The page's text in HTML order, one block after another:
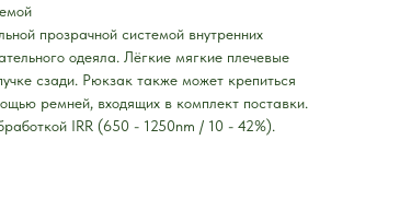
прозрачной системой внутренних
одеяла. Лёгкие мягкие плечевые
сзади. Рюкзак также может крепиться
ремней, входящих в комплект поставки.
IRR (650 - 1250nm / 10 - 42%).